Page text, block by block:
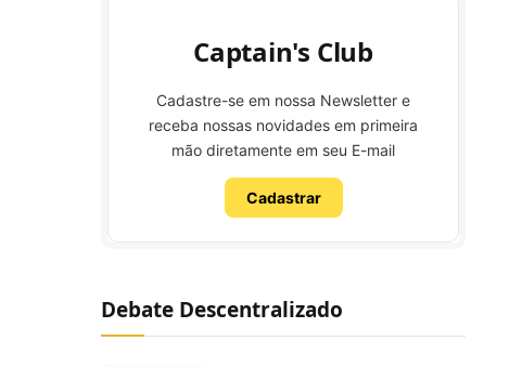
Captain's Club
Cadastre-se em nossa Newsletter e
receba nossas novidades em primeira
mão diretamente em seu E-mail
Cadastrar
Debate Descentralizado